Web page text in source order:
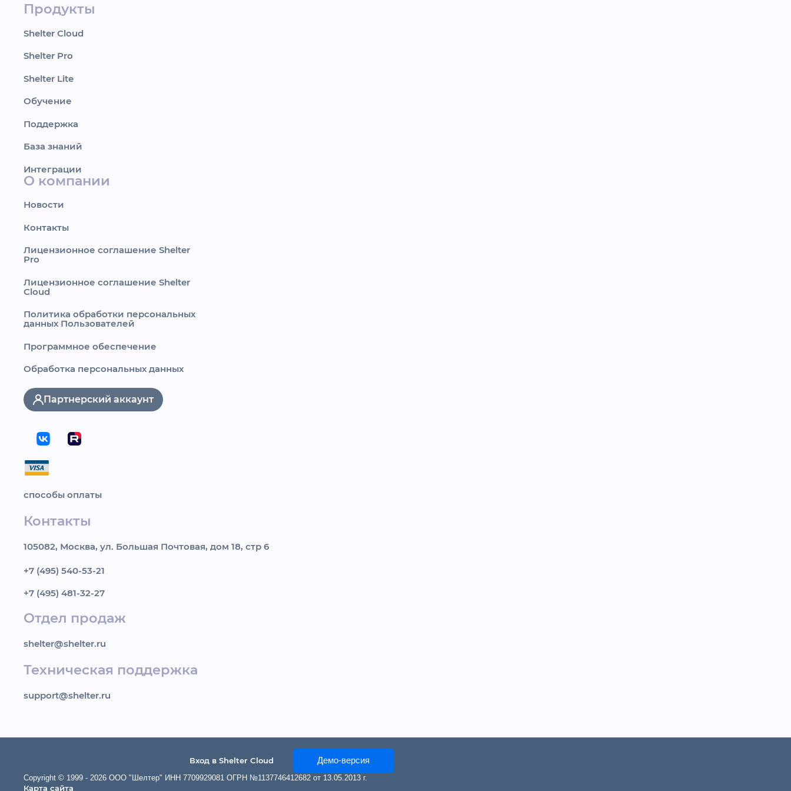
Продукты
Shelter Cloud
Shelter Pro
Shelter Lite
Обучение
Поддержка
База знаний
Интеграции
О компании
Новости
Контакты
Лицензионное соглашение Shelter
Pro
Лицензионное соглашение Shelter
Cloud
Политика обработки персональных
данных Пользователей
Программное обеспечение
Обработка персональных данных
Партнерский аккаунт
способы оплаты
Контакты
105082, Москва, ул. Большая Почтовая, дом 18, стр 6
+7 (495) 540-53-21
+7 (495) 481-32-27
Отдел продаж
shelter@shelter.ru
Техническая поддержка
support@shelter.ru
Вход в Shelter Cloud Демо-версия
Copyright © 1999 - 2026 ООО "Шелтер" ИНН 7709929081 ОГРН №1137746412682 от 13.05.2013 г.
Карта сайта